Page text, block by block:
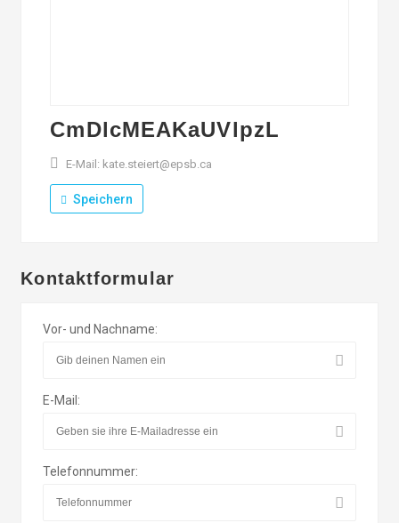
CmDlcMEAKaUVlpzL
E-Mail: kate.steiert@epsb.ca
Speichern
Kontaktformular
Vor- und Nachname:
E-Mail:
Telefonnummer: